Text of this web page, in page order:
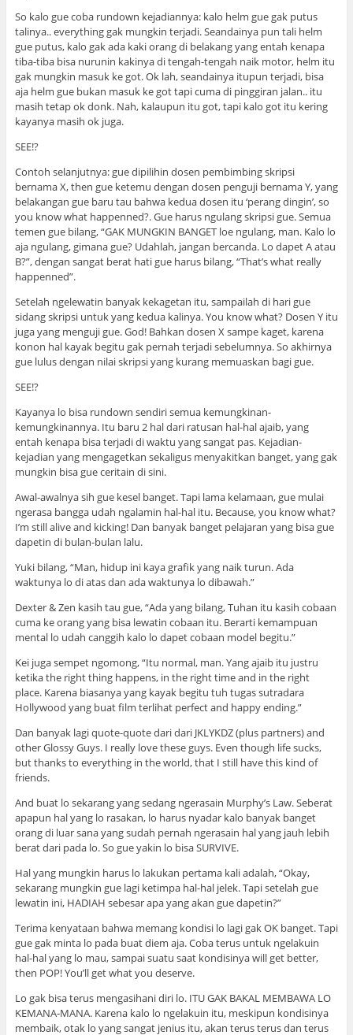
So kalo gue coba rundown kejadiannya: kalo helm gue gak putus
talinya.. everything gak mungkin terjadi. Seandainya pun tali helm
gue putus, kalo gak ada kaki orang di belakang yang entah kenapa
tiba-tiba bisa nurunin kakinya di tengah-tengah naik motor, helm itu
gak mungkin masuk ke got. Ok lah, seandainya itupun terjadi, bisa
aja helm gue bukan masuk ke got tapi cuma di pinggiran jalan.. itu
masih tetap ok donk. Nah, kalaupun itu got, tapi kalo got itu kering
kayanya masih ok juga.
SEE!?
Contoh selanjutnya: gue dipilihin dosen pembimbing skripsi
bernama X, then gue ketemu dengan dosen penguji bernama Y, yang
belakangan gue baru tau bahwa kedua dosen itu ‘perang dingin’, so
you know what happenned?. Gue harus ngulang skripsi gue. Semua
temen gue bilang, “GAK MUNGKIN BANGET loe ngulang, man. Kalo lo
aja ngulang, gimana gue? Udahlah, jangan bercanda. Lo dapet A atau
B?”, dengan sangat berat hati gue harus bilang, “That’s what really
happenned”.
Setelah ngelewatin banyak kekagetan itu, sampailah di hari gue
sidang skripsi untuk yang kedua kalinya. You know what? Dosen Y itu
juga yang menguji gue. God! Bahkan dosen X sampe kaget, karena
konon hal kayak begitu gak pernah terjadi sebelumnya. So akhirnya
gue lulus dengan nilai skripsi yang kurang memuaskan bagi gue.
SEE!?
Kayanya lo bisa rundown sendiri semua kemungkinan-
kemungkinannya. Itu baru 2 hal dari ratusan hal-hal ajaib, yang
entah kenapa bisa terjadi di waktu yang sangat pas. Kejadian-
kejadian yang mengagetkan sekaligus menyakitkan banget, yang gak
mungkin bisa gue ceritain di sini.
Awal-awalnya sih gue kesel banget. Tapi lama kelamaan, gue mulai
ngerasa bangga udah ngalamin hal-hal itu. Because, you know what?
I’m still alive and kicking! Dan banyak banget pelajaran yang bisa gue
dapetin di bulan-bulan lalu.
Yuki bilang, “Man, hidup ini kaya grafik yang naik turun. Ada
waktunya lo di atas dan ada waktunya lo dibawah.”
Dexter & Zen kasih tau gue, “Ada yang bilang, Tuhan itu kasih cobaan
cuma ke orang yang bisa lewatin cobaan itu. Berarti kemampuan
mental lo udah canggih kalo lo dapet cobaan model begitu.”
Kei juga sempet ngomong, “Itu normal, man. Yang ajaib itu justru
ketika the right thing happens, in the right time and in the right
place. Karena biasanya yang kayak begitu tuh tugas sutradara
Hollywood yang buat film terlihat perfect and happy ending.”
Dan banyak lagi quote-quote dari dari JKLYKDZ (plus partners) and
other Glossy Guys. I really love these guys. Even though life sucks,
but thanks to everything in the world, that I still have this kind of
friends.
And buat lo sekarang yang sedang ngerasain Murphy’s Law. Seberat
apapun hal yang lo rasakan, lo harus nyadar kalo banyak banget
orang di luar sana yang sudah pernah ngerasain hal yang jauh lebih
berat dari pada lo. So gue yakin lo bisa SURVIVE.
Hal yang mungkin harus lo lakukan pertama kali adalah, “Okay,
sekarang mungkin gue lagi ketimpa hal-hal jelek. Tapi setelah gue
lewatin ini, HADIAH sebesar apa yang akan gue dapetin?”
Terima kenyataan bahwa memang kondisi lo lagi gak OK banget. Tapi
gue gak minta lo pada buat diem aja. Coba terus untuk ngelakuin
hal-hal yang lo mau, sampai suatu saat kondisinya will get better,
then POP! You’ll get what you deserve.
Lo gak bisa terus mengasihani diri lo. ITU GAK BAKAL MEMBAWA LO
KEMANA-MANA. Karena kalo lo ngelakuin itu, meskipun kondisinya
membaik, otak lo yang sangat jenius itu, akan terus terus dan terus